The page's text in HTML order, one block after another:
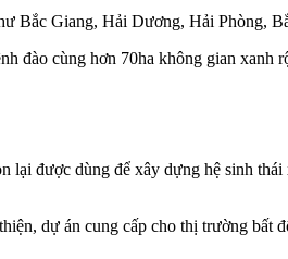
Bắc Giang, Hải Dương, Hải Phòng,
đào cùng hơn 70ha không gian xanh
được dùng để xây dựng hệ sinh
dự án cung cấp cho thị trường bất